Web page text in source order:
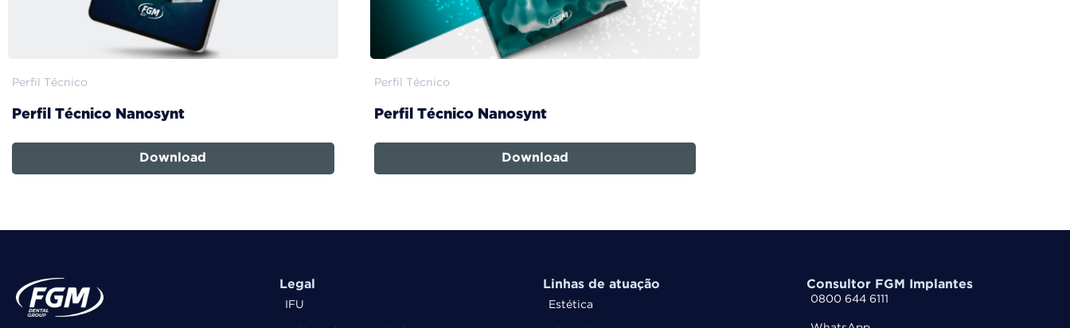
Perfil Técnico
Perfil Técnico Nanosynt
Download
Perfil Técnico
Perfil Técnico Nanosynt
Download
Legal
IFU
Linhas de atuação
Estética
Consultor FGM Implantes
0800 644 6111